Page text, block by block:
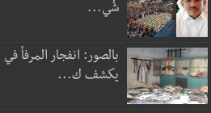
شُي...
يكشف ك...